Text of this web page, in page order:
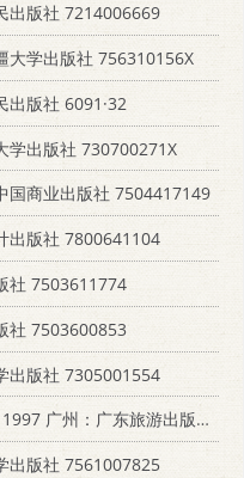
出版社 7214006669
大学出版社 756310156X
出版社 6091·32
学出版社 730700271X
国商业出版社 7504417149
出版社 7800641104
社 7503611774
社 7503600853
出版社 7305001554
1997 广州：广东旅游出版社 7805218498
出版社 7561007825